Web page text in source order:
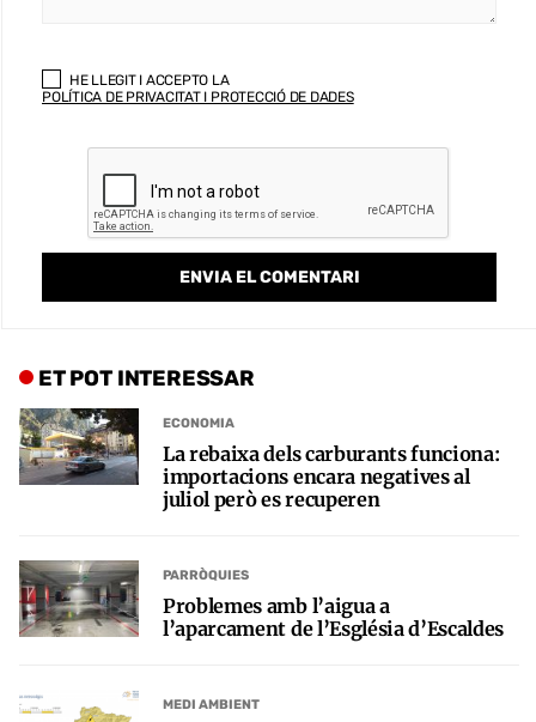
HE LLEGIT I ACCEPTO LA
POLÍTICA DE PRIVACITAT I PROTECCIÓ DE DADES
ET POT INTERESSAR
ECONOMIA
La rebaixa dels carburants funciona:
importacions encara negatives al
juliol però es recuperen
PARRÒQUIES
Problemes amb l’aigua a
l’aparcament de l’Església d’Escaldes
MEDI AMBIENT